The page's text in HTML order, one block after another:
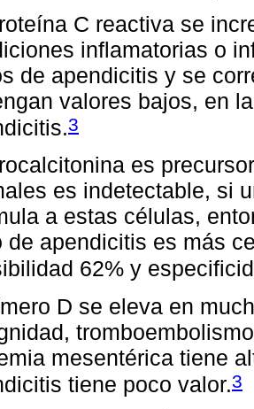
C reactiva se
inflamatorias o
de apendicitis y se
valores bajos, en
3
es
es indetectable, si
a estas células,
de apendicitis es más
62% y
D se eleva en
mesentérica tiene
tiene poco valor.3